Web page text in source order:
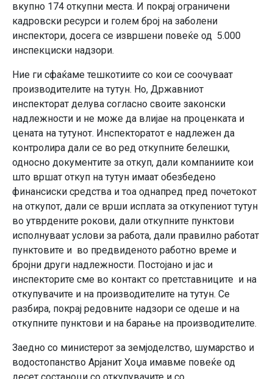
вкупно 174 откупни места. И покрај ограничени
кадровски ресурси и голем број на заболени
инспектори, досега се извршени повеќе од 5.000
инспекциски надзори.
Ние ги сфаќаме тешкотиите со кои се соочуваат
производителите на тутун. Но, Државниот
инспекторат делува согласно своите законски
надлежности и не може да влијае на проценката и
цената на тутунот. Инспекторатот е надлежен да
контролира дали се во ред откупните белешки,
односно документите за откуп, дали компаниите кои
што вршат откуп на тутун имаат обезбедено
финансиски средства и тоа однапред пред почетокот
на откупот, дали се врши исплата за откупениот тутун
во утврдените рокови, дали откупните пунктови
исполнуваат услови за работа, дали правилно работат
пунктовите и во предвиденото работно време и
бројни други надлежности. Постојано и јас и
инспекторите сме во контакт со претставниците и на
откупувачите и на производителите на тутун. Се
разбира, покрај редовните надзори се одеше и на
откупните пунктови и на барање на производителите.
Заедно со министерот за земјоделство, шумарство и
водостопанство Арјанит Хоџа имавме повеќе од